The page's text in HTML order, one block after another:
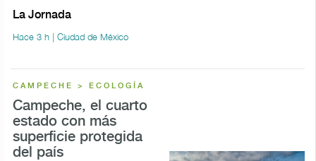
La Jornada
Hace 3 h | Ciudad de México
CAMPECHE > ECOLOGÍA
Campeche, el cuarto
estado con más
superficie protegida
del país